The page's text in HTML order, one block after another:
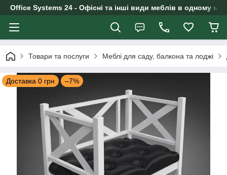
Office Systems 24 - Офісні та інші види меблів в одному
Товари та послуги Меблі для саду, балкона та лоджі
Доставка 0 грн –7%